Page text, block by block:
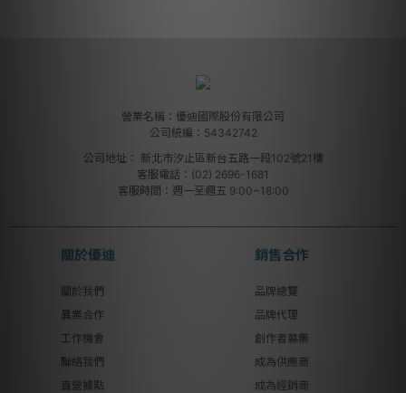
營業名稱：優迪國際股份有限公司
公司統編：54342742
公司地址： 新北市汐止區新台五路一段102號21樓
客服電話：(02) 2696-1681
客服時間：週一至週五 9:00~18:00
關於優迪
關於我們
異業合作
工作機會
聯絡我們
直營據點
銷售合作
品牌總覽
品牌代理
創作者募集
成為供應商
成為經銷商